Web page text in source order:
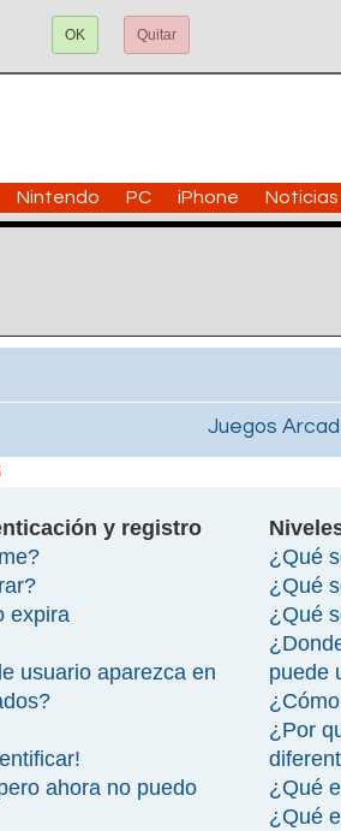
OK Quitar
Nintendo PC iPhone Noticias
Juegos
y registro
expira
usuario aparezca en
ahora no puedo
¿Qué
¿Qué
¿Qué
puede
¿Por
¿Qué
¿Qué